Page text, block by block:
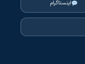
اینستاگرام